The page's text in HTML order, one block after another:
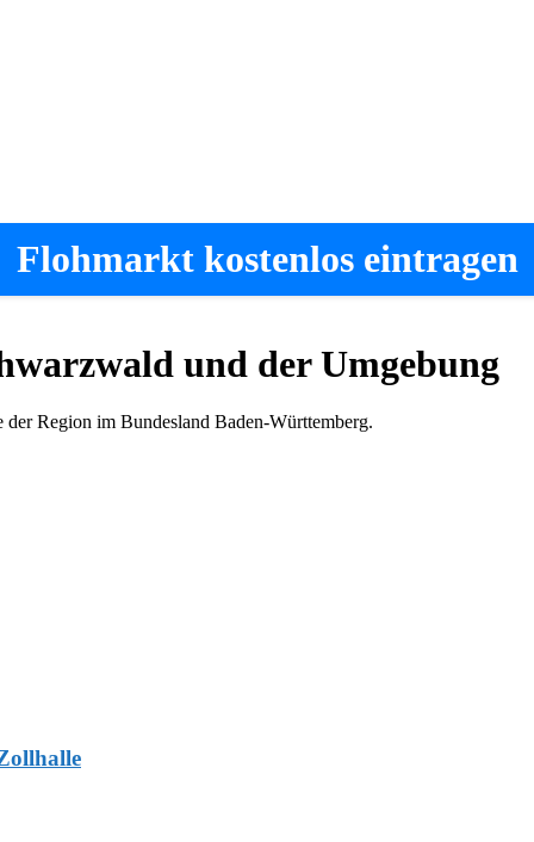
Flohmarkt kostenlos eintragen
und der Umgebung
Region im Bundesland Baden-Württemberg.